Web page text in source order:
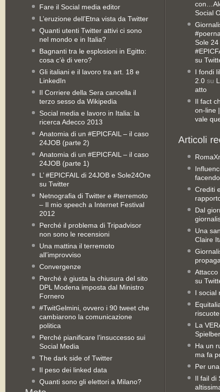
Fare il Social media editor
L’eruzione dell’Etna vista da Twitter
Quanti utenti Twitter attivi ci sono
nel mondo e in Italia?
Bagnanti tra le esplosioni in Egitto:
cosa c’è di vero?
Gli italiani e il lavoro tra art. 18 e
LinkedIn
Il Corriere della Sera cancella il
terzo sesso da Wikipedia
Social media e lavoro in Italia: la
ricerca Adecco 2013
Anatomia di un #EPICFAIL – il caso
24JOB (parte 2)
Anatomia di un #EPICFAIL – il caso
24JOB (parte 1)
L’ #EPICFAIL di 24JOB e Sole24Ore
su Twitter
Netnografia di Twitter e #terremoto
– Il mio speech a Internet Festival
2012
Perché il problema di Tripadvisor
non sono le recensioni
Una mattina il terremoto
all’improvviso
Convergenze
Perché è giusta la chiusura del sito
DPL Modena imposta dal Ministro
Fornero
#TwitGelmini, ovvero i 90 tweet che
cambiarono la comunicazione
politica
Perché pianificare l’insuccesso sui
Social Media
The dark side of Twitter
Il peso dei linked data
Quanti sono gli elettori a Milano?
Social
Sole
su
I fondi
2.0 su
atto
Il fact
on-line
vale
Crediti
Dal
Una
Claire
Attacco
su
I social
La
Ha un
ma fa
Per
Il fail di